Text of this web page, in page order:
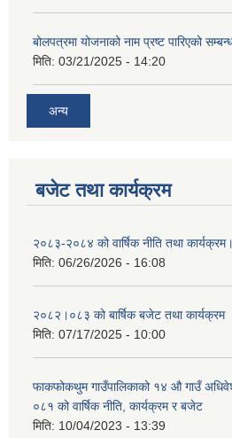
बोलपत्रमा योजनाको नाम प्रष्ट पारिएको
मिति: 03/21/2025 - 14:20
अन्य
बजेट तथा कार्यक्रम
२०८३-२०८४ को वार्षिक नीति तथा कार्यक्रम।
मिति: 06/26/2026 - 16:08
२०८२।०८३ को बार्षिक बजेट तथा कार्यक्रम
मिति: 07/17/2025 - 10:00
फाकफोकथुम गाउँपालिकाको १४ औ गाउँ
०८१ को वार्षिक नीति, कार्यक्रम र बजेट
मिति: 10/04/2023 - 13:39